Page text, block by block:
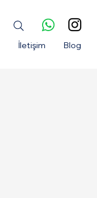
İletişim Blog